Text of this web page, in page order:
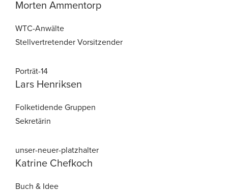
Morten Ammentorp
WTC-Anwälte
Stellvertretender Vorsitzender
Lars Henriksen
Folketidende Gruppen
Sekretärin
Katrine Chefkoch
Buch & Idee